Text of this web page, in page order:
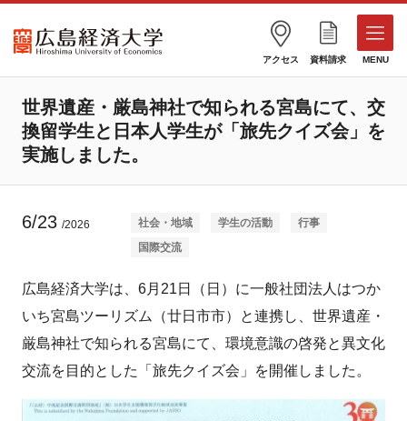
アクセス 資料請求 MENU
世界遺産・厳島神社で知られる宮島にて、交
換留学生と日本人学生が「旅先クイズ会」を
実施しました。
6/23 /2026 社会・地域 学生の活動
行事
国際交流
広島経済大学は、6月21日（日）に一般社団法人はつか
いち宮島ツーリズム（廿日市市）と連携し、世界遺産・
厳島神社で知られる宮島にて、環境意識の啓発と異文化
交流を目的とした「旅先クイズ会」を開催しました。